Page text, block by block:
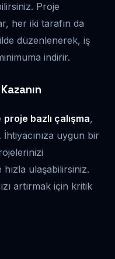
Proje
her iki tarafın da
düzenlenerek, iş
indirir.
proje bazlı çalışma,
uygun bir
ulaşabilirsiniz.
artırmak için kritik